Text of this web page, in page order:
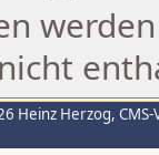
Heinz Herzog,